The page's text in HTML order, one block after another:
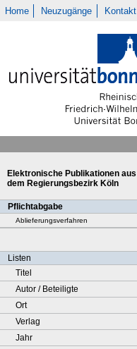
Home Neuzugänge Kontakt
Elektronische Publikationen aus
dem Regierungsbezirk Köln
Pflichtabgabe
Ablieferungsverfahren
Listen
Titel
Autor / Beteiligte
Ort
Verlag
Jahr